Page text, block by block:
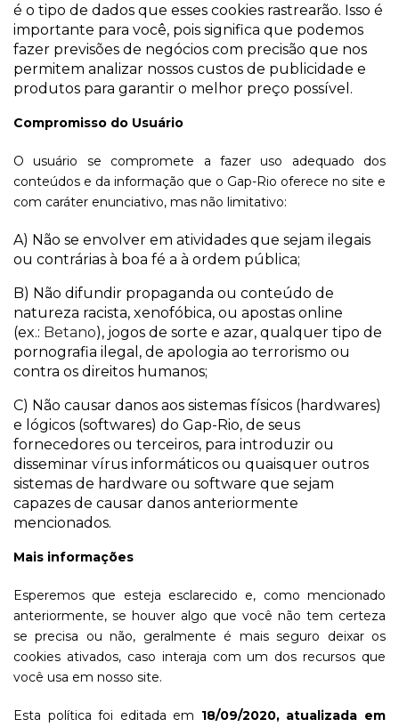
é o tipo de dados que esses cookies rastrearão. Isso é
importante para você, pois significa que podemos
fazer previsões de negócios com precisão que nos
permitem analizar nossos custos de publicidade e
produtos para garantir o melhor preço possível.
Compromisso do Usuário
O usuário se compromete a fazer uso adequado dos
conteúdos e da informação que o Gap-Rio oferece no site e
com caráter enunciativo, mas não limitativo:
A) Não se envolver em atividades que sejam ilegais
ou contrárias à boa fé a à ordem pública;
B) Não difundir propaganda ou conteúdo de
natureza racista, xenofóbica, ou apostas online
(ex.: Betano), jogos de sorte e azar, qualquer tipo de
pornografia ilegal, de apologia ao terrorismo ou
contra os direitos humanos;
C) Não causar danos aos sistemas físicos (hardwares)
e lógicos (softwares) do Gap-Rio, de seus
fornecedores ou terceiros, para introduzir ou
disseminar vírus informáticos ou quaisquer outros
sistemas de hardware ou software que sejam
capazes de causar danos anteriormente
mencionados.
Mais informações
Esperemos que esteja esclarecido e, como mencionado
anteriormente, se houver algo que você não tem certeza
se precisa ou não, geralmente é mais seguro deixar os
cookies ativados, caso interaja com um dos recursos que
você usa em nosso site.
Esta política foi editada em 18/09/2020, atualizada em